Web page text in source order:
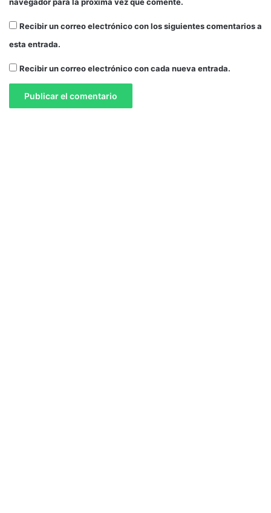
Recibir un correo electrónico con los siguientes comentarios a
esta entrada.
Recibir un correo electrónico con cada nueva entrada.